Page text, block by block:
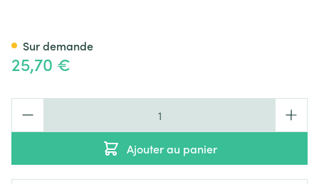
25,70 €
Ajouter au panier
Sur demande